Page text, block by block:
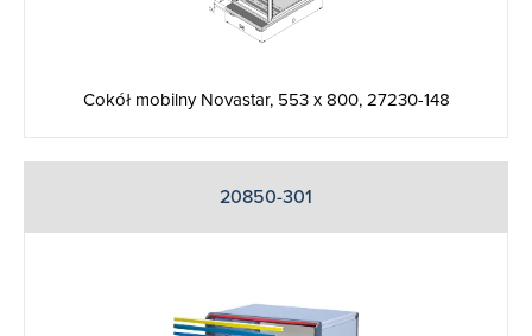
Cokół mobilny Novastar, 553 x 800, 27230-148
20850-301